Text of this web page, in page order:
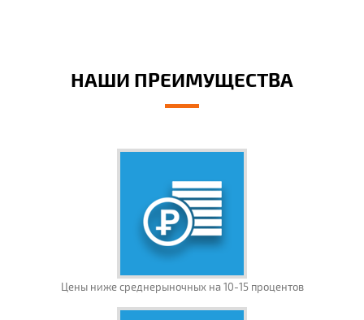
НАШИ ПРЕИМУЩЕСТВА
Цены ниже среднерыночных на 10-15 процентов